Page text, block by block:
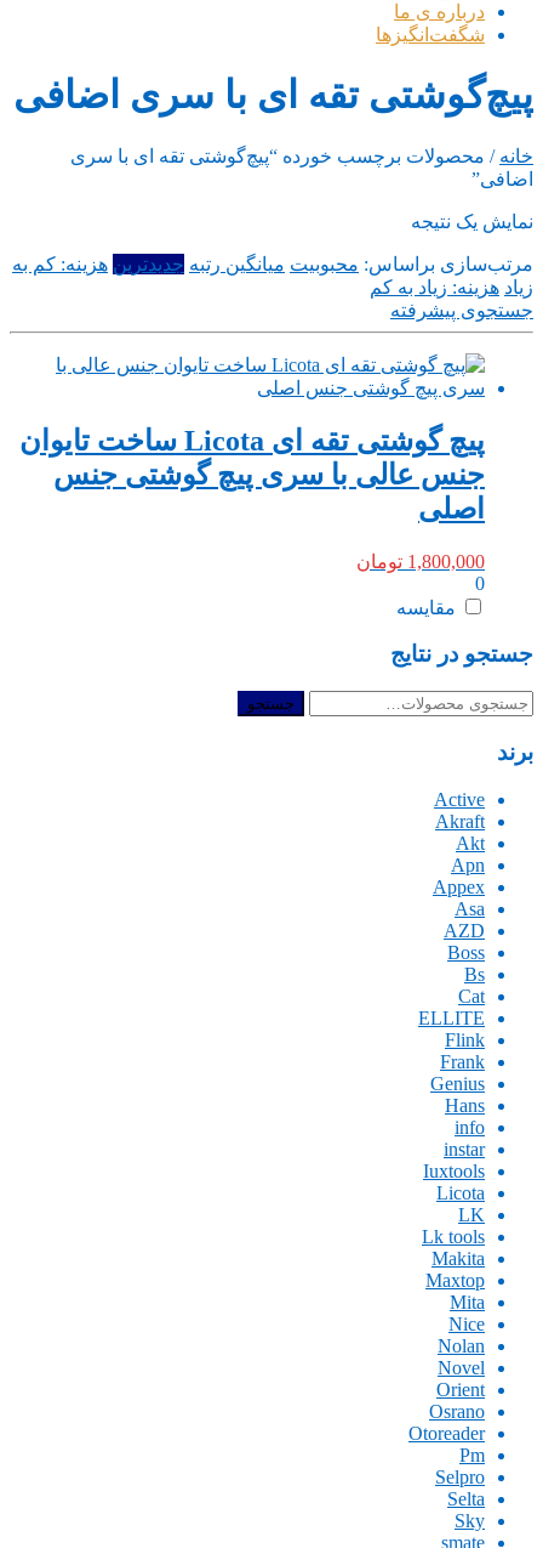
درباره ی ما
شگفت‌انگیزها
پیچ‌گوشتی تقه ای با سری اضافی
خانه / محصولات برچسب خورده “پیچ‌گوشتی تقه ای با سری
اضافی”
نمایش یک نتیجه
مرتب‌سازی براساس: محبوبیت میانگین رتبه جدیدترین هزینه: کم به
زیاد هزینه: زیاد به کم
جستجوی پیشرفته
پیچ گوشتی تقه ای Licota ساخت تایوان
جنس عالی با سری پیچ گوشتی جنس
اصلی
1,800,000 تومان
0
مقایسه
جستجو در نتایج
جستجو
جستجو
برند
Active
Akraft
Akt
Apn
Appex
Asa
AZD
Boss
Bs
Cat
ELLITE
Flink
Frank
Genius
Hans
info
instar
Iuxtools
Licota
LK
Lk tools
Makita
Maxtop
Mita
Nice
Nolan
Novel
Orient
Osrano
Otoreader
Pm
Selpro
Selta
Sky
smate